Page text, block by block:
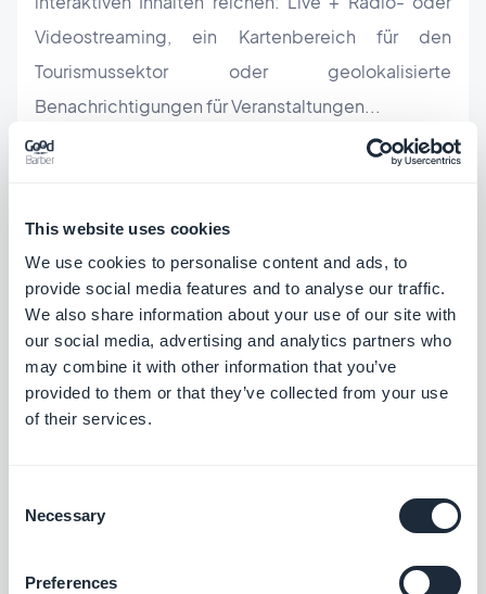
This website uses cookies
We use cookies to personalise content and ads, to
provide social media features and to analyse our traffic.
We also share information about your use of our site with
our social media, advertising and analytics partners who
may combine it with other information that you’ve
provided to them or that they’ve collected from your use
of their services.
Selection
Necessary
Preferences
Videostreaming, ein Kartenbereich für den
Tourismussektor oder geolokalisierte
Benachrichtigungen für Veranstaltungen...
werden natürlich ein wichtiges Argument für Ihre
Kunden sein. Aber Sie können ihnen auch
versprechen, ihre Verkäufe durch Optionen wie 1-
Klick-Zahlung, Warenkorb-Erinnerung,
Schaltflächen für wiederkehrende Verkäufe, etc. zu
Shops bedeutet, dass Sie eine breite Palette an